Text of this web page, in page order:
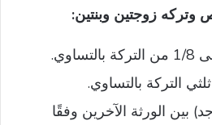
زوجتين وبنتين:
التركة بالتساوي.
بين الورثة الآخرين وفقًا